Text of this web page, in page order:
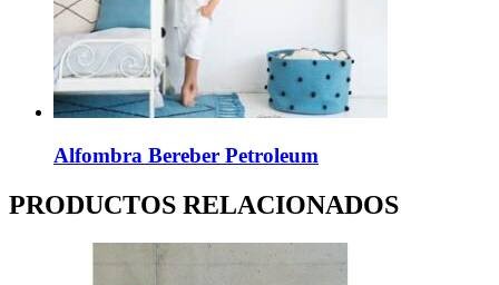
Alfombra Bereber Petroleum
PRODUCTOS RELACIONADOS